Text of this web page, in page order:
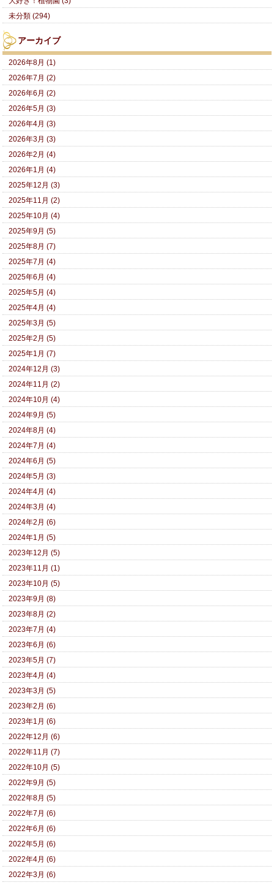
未分類 (294)
アーカイブ
2026年8月 (1)
2026年7月 (2)
2026年6月 (2)
2026年5月 (3)
2026年4月 (3)
2026年3月 (3)
2026年2月 (4)
2026年1月 (4)
2025年12月 (3)
2025年11月 (2)
2025年10月 (4)
2025年9月 (5)
2025年8月 (7)
2025年7月 (4)
2025年6月 (4)
2025年5月 (4)
2025年4月 (4)
2025年3月 (5)
2025年2月 (5)
2025年1月 (7)
2024年12月 (3)
2024年11月 (2)
2024年10月 (4)
2024年9月 (5)
2024年8月 (4)
2024年7月 (4)
2024年6月 (5)
2024年5月 (3)
2024年4月 (4)
2024年3月 (4)
2024年2月 (6)
2024年1月 (5)
2023年12月 (5)
2023年11月 (1)
2023年10月 (5)
2023年9月 (8)
2023年8月 (2)
2023年7月 (4)
2023年6月 (6)
2023年5月 (7)
2023年4月 (4)
2023年3月 (5)
2023年2月 (6)
2023年1月 (6)
2022年12月 (6)
2022年11月 (7)
2022年10月 (5)
2022年9月 (5)
2022年8月 (5)
2022年7月 (6)
2022年6月 (6)
2022年5月 (6)
2022年4月 (6)
2022年3月 (6)